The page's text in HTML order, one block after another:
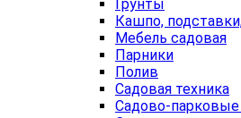
Грунты
Кашпо,
Мебель садовая
Парники
Полив
Садовая техника
Садово-